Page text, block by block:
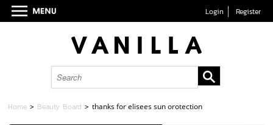
Login Register
Home > Beauty Board >thanks for elisees sun orotection